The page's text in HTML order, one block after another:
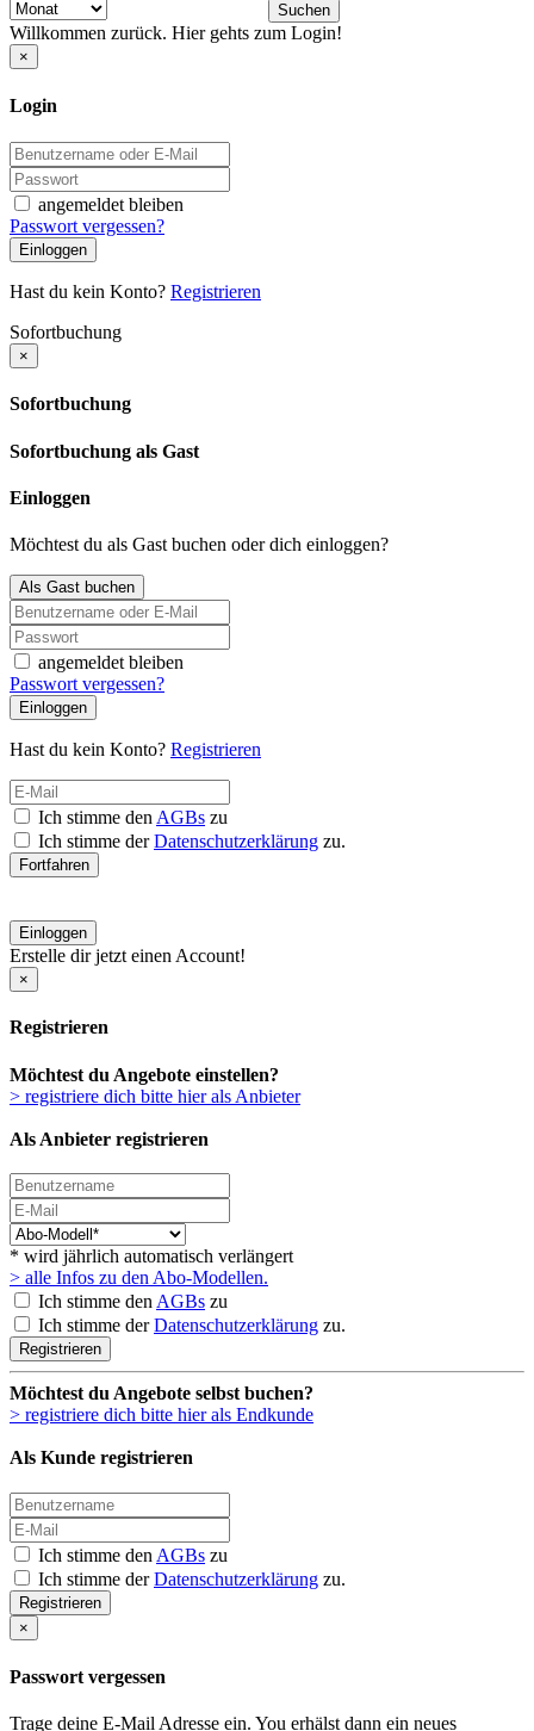
Suchen
Willkommen zurück. Hier gehts zum Login!
×
Login
angemeldet bleiben
Passwort vergessen?
Einloggen
Hast du kein Konto? Registrieren
Sofortbuchung
×
Sofortbuchung
Sofortbuchung als Gast
Einloggen
Möchtest du als Gast buchen oder dich einloggen?
Als Gast buchen
angemeldet bleiben
Passwort vergessen?
Einloggen
Hast du kein Konto? Registrieren
Ich stimme den AGBs zu
Ich stimme derDatenschutzerklärung zu.
Fortfahren
Einloggen
Erstelle dir jetzt einen Account!
×
Registrieren
Möchtest du Angebote einstellen?
> registriere dich bitte hier als Anbieter
Als Anbieter registrieren
* wird jährlich automatisch verlängert
> alle Infos zu den Abo-Modellen.
Ich stimme denAGBs zu
Ich stimme derDatenschutzerklärung zu.
Registrieren
Möchtest du Angebote selbst buchen?
> registriere dich bitte hier als Endkunde
Als Kunde registrieren
Ich stimme den AGBs zu
Ich stimme derDatenschutzerklärung zu.
Registrieren
×
Passwort vergessen
Trage deine E-Mail Adresse ein. You erhälst dann ein neues